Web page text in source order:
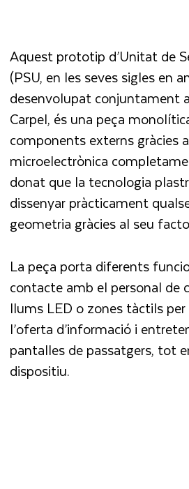
Aquest prototip d’Unitat de
(PSU, en les seves sigles en
desenvolupat conjuntament
Carpel, és una peça
components externs gràcies
microelectrònica
donat que la tecnologia
dissenyar pràcticament
geometria gràcies al seu
La peça porta diferents
contacte amb el personal de
llums LED o zones tàctils
l’oferta d’informació i
pantalles de passatgers, tot
dispositiu.